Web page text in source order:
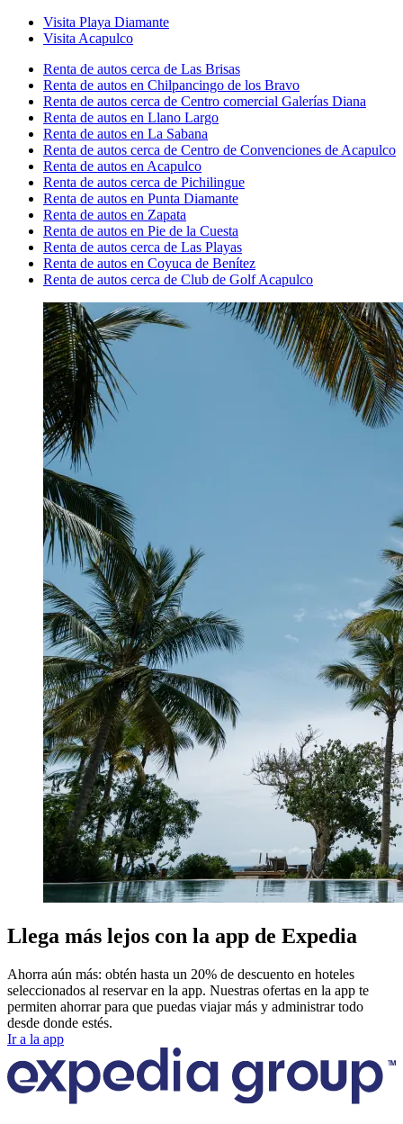
Visita Playa Diamante
Visita Acapulco
Renta de autos cerca de Las Brisas
Renta de autos en Chilpancingo de los Bravo
Renta de autos cerca de Centro comercial Galerías Diana
Renta de autos en Llano Largo
Renta de autos en La Sabana
Renta de autos cerca de Centro de Convenciones de Acapulco
Renta de autos en Acapulco
Renta de autos cerca de Pichilingue
Renta de autos en Punta Diamante
Renta de autos en Zapata
Renta de autos en Pie de la Cuesta
Renta de autos cerca de Las Playas
Renta de autos en Coyuca de Benítez
Renta de autos cerca de Club de Golf Acapulco
Llega más lejos con la app de Expedia
Ahorra aún más: obtén hasta un 20% de descuento en hoteles
seleccionados al reservar en la app. Nuestras ofertas en la app te
permiten ahorrar para que puedas viajar más y administrar todo
desde donde estés.
Ir a la app